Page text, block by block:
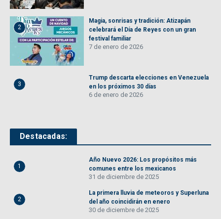
2
Magia, sonrisas y tradición: Atizapán
celebrará el Día de Reyes con un gran
festival familiar
7 de enero de 2026
3
Trump descarta elecciones en Venezuela
en los próximos 30 días
6 de enero de 2026
Destacadas:
1
Año Nuevo 2026: Los propósitos más
comunes entre los mexicanos
31 de diciembre de 2025
2
La primera lluvia de meteoros y Superluna
del año coincidirán en enero
30 de diciembre de 2025